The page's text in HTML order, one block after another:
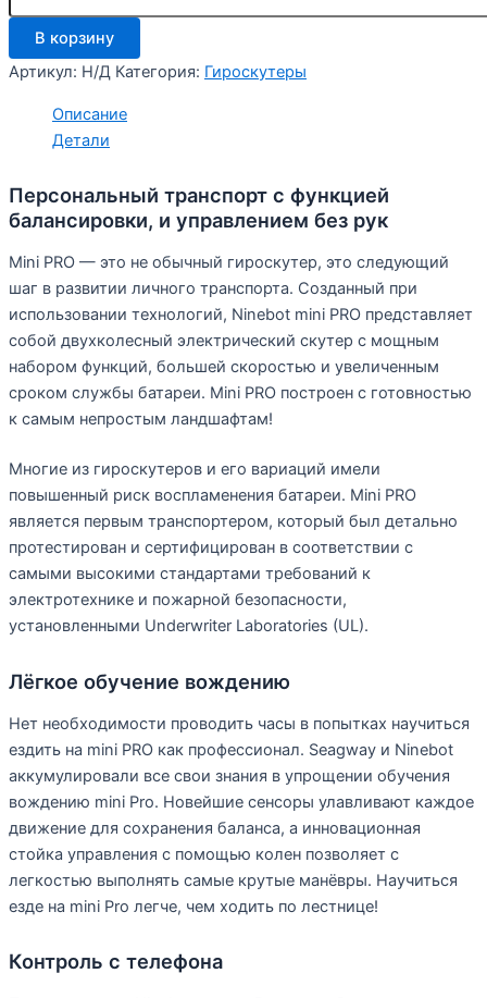
В корзину
Артикул: Н/Д Категория: Гироскутеры
Описание
Детали
Персональный транспорт с функцией
балансировки, и управлением без рук
Mini PRO — это не обычный гироскутер, это следующий
шаг в развитии личного транспорта. Созданный при
использовании технологий, Ninebot mini PRO представляет
собой двухколесный электрический скутер с мощным
набором функций, большей скоростью и увеличенным
сроком службы батареи. Mini PRO построен с готовностью
к самым непростым ландшафтам!
Многие из гироскутеров и его вариаций имели
повышенный риск воспламенения батареи. Mini PRO
является первым транспортером, который был детально
протестирован и сертифицирован в соответствии с
самыми высокими стандартами требований к
электротехнике и пожарной безопасности,
установленными Underwriter Laboratories (UL).
Лёгкое обучение вождению
Нет необходимости проводить часы в попытках научиться
ездить на mini PRO как профессионал. Seagway и Ninebot
аккумулировали все свои знания в упрощении обучения
вождению mini Pro. Новейшие сенсоры улавливают каждое
движение для сохранения баланса, а инновационная
стойка управления с помощью колен позволяет с
легкостью выполнять самые крутые манёвры. Научиться
езде на mini Pro легче, чем ходить по лестнице!
Контроль с телефона